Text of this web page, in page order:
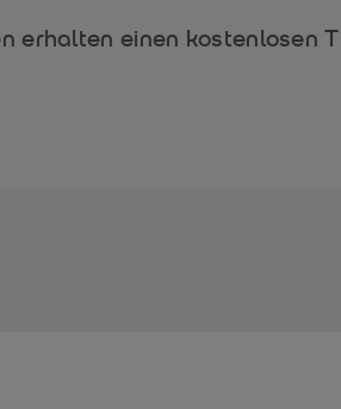
erhalten einen kostenlosen